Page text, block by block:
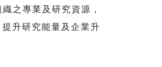
之專業及研究資源，
升研究能量及企業升